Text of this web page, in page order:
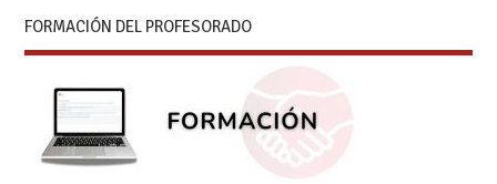
FORMACIÓN DEL PROFESORADO